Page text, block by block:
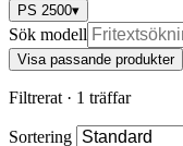
PS 2500▾
Sök modell
Visa passande produkter
Filtrerat · 1 träffar
Sortering